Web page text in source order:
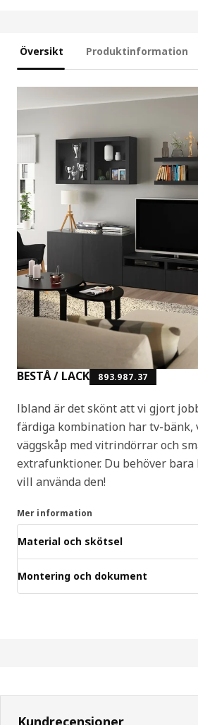
Översikt Produktinformation
BESTÅ / LACK 893.987.37
Ibland är det skönt att vi gjort
färdiga kombination har tv-bänk,
väggskåp med vitrindörrar och
extrafunktioner. Du behöver bara
vill använda den!
Mer information
Material och skötsel
Montering och dokument
Kundrecensioner